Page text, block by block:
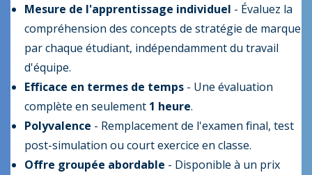
Mesure de l'apprentissage individuel - Évaluez la
compréhension des concepts de stratégie de marque
par chaque étudiant, indépendamment du travail
d'équipe.
Efficace en termes de temps - Une évaluation
complète en seulement 1 heure.
Polyvalence - Remplacement de l'examen final, test
post-simulation ou court exercice en classe.
Offre groupée abordable - Disponible à un prix